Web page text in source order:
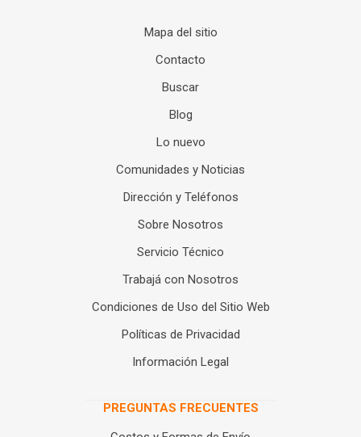
Mapa del sitio
Contacto
Buscar
Blog
Lo nuevo
Comunidades y Noticias
Dirección y Teléfonos
Sobre Nosotros
Servicio Técnico
Trabajá con Nosotros
Condiciones de Uso del Sitio Web
Políticas de Privacidad
Información Legal
PREGUNTAS FRECUENTES